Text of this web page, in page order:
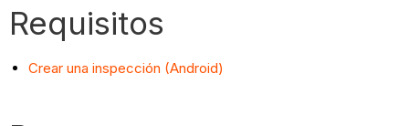
Requisitos
Crear una inspección (Android)